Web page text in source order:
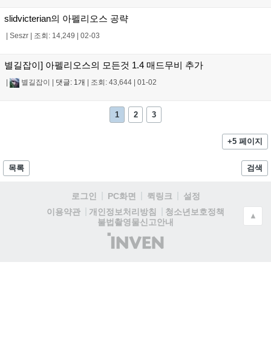
slidvicterian의 아펠리오스 공략
Seszr 조회: 14,249 02-03
별길잡이] 아펠리오스의 모든것 1.4 매드무비 추가
별길잡이 댓글: 1개 조회: 43,644 01-02
1 2 3
+5 페이지
목록 검색
로그인 PC화면 퀵링크
설정
이용약관
개인정보처리방침
청소년보호정책
불법촬영물신고안내
(주)
인
▲